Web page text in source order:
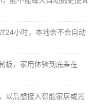
24小时，本地会不会自动
板，家用体验到底差在
以后想接入智能家居或光